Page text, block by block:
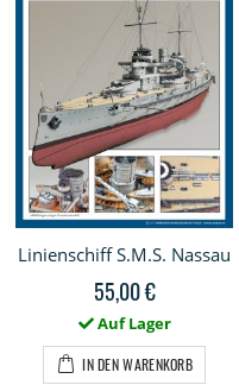
Linienschiff S.M.S. Nassau
55,00 €
Auf Lager
IN DEN WARENKORB